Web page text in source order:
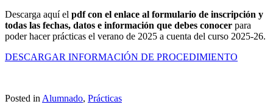
Descarga aquí el pdf con el enlace al formulario de inscripción y
todas las fechas, datos e información que debes conocer para
poder hacer prácticas el verano de 2025 a cuenta del curso 2025-26.
DESCARGAR INFORMACIÓN DE PROCEDIMIENTO
Posted in Alumnado, Prácticas